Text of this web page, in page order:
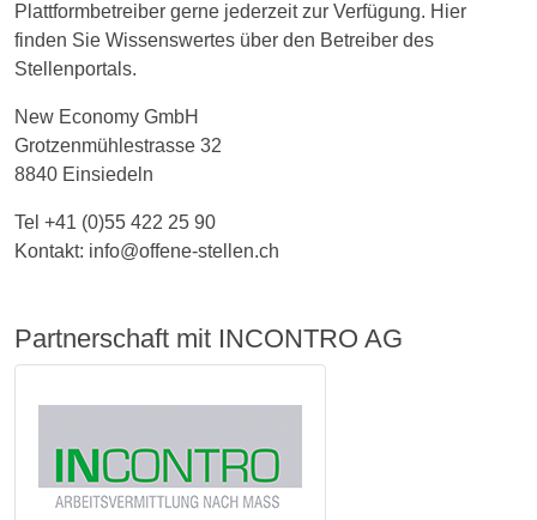
Plattformbetreiber gerne jederzeit zur Verfügung. Hier
finden Sie Wissenswertes über den Betreiber des
Stellenportals.
New Economy GmbH
Grotzenmühlestrasse 32
8840 Einsiedeln
Tel +41 (0)55 422 25 90
Kontakt: info@offene-stellen.ch
Partnerschaft mit INCONTRO AG